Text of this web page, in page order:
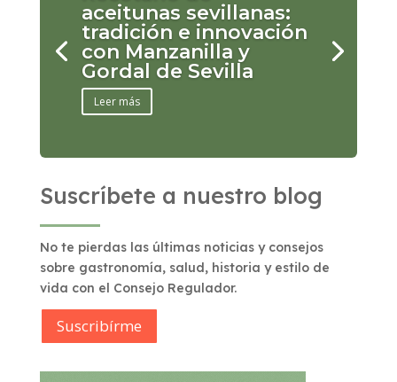
aceitunas sevillanas:
tradición e innovación
con Manzanilla y
Gordal de Sevilla
Leer más
Suscríbete a nuestro blog
No te pierdas las últimas noticias y consejos
sobre gastronomía, salud, historia y estilo de
vida con el Consejo Regulador.
Suscribírme